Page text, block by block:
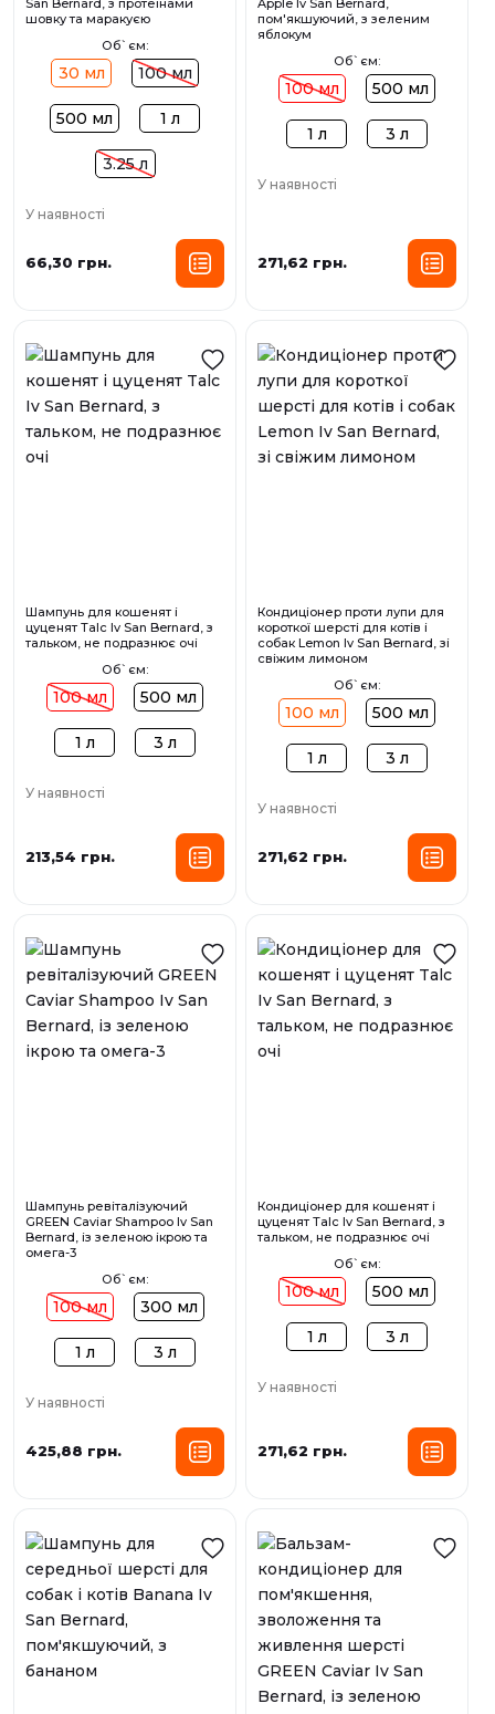
шовку та маракуєю
Об`єм:
30 мл 100 мл
500 мл 1 л
3.25 л
У наявності
66,30 грн.
пом'якшуючий, з зеленим
яблокум
Об`єм:
100 мл 500 мл
1 л 3 л
У наявності
271,62 грн.
Шампунь для кошенят і
цуценят Talc Iv San Bernard, з
тальком, не подразнює очі
Об`єм:
100 мл 500 мл
1 л 3 л
У наявності
213,54 грн.
Кондиціонер проти лупи для
короткої шерсті для котів і
собак Lemon Iv San Bernard, зі
свіжим лимоном
Об`єм:
100 мл 500 мл
1 л 3 л
У наявності
271,62 грн.
Шампунь ревіталізуючий
GREEN Caviar Shampoo Iv San
Bernard, із зеленою ікрою та
омега-3
Об`єм:
100 мл 300 мл
1 л 3 л
У наявності
425,88 грн.
Кондиціонер для кошенят і
цуценят Talc Iv San Bernard, з
тальком, не подразнює очі
Об`єм:
100 мл 500 мл
1 л 3 л
У наявності
271,62 грн.